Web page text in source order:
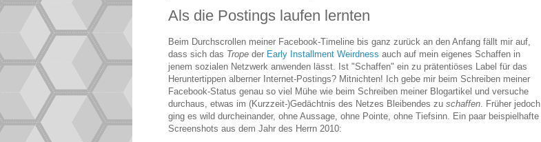
Als die Postings laufen lernten
Beim Durchscrollen meiner Facebook-Timeline bis ganz zurück an den Anfang fällt mir auf,
dass sich das Trope der Early Installment Weirdness auch auf mein eigenes Schaffen in
jenem sozialen Netzwerk anwenden lässt. Ist "Schaffen" ein zu prätentiöses Label für das
Heruntertippen alberner Internet-Postings? Mitnichten! Ich gebe mir beim Schreiben meiner
Facebook-Status genau so viel Mühe wie beim Schreiben meiner Blogartikel und versuche
durchaus, etwas im (Kurzzeit-)Gedächtnis des Netzes Bleibendes zu schaffen . Früher jedoch
ging es wild durcheinander, ohne Aussage, ohne Pointe, ohne Tiefsinn. Ein paar beispielhafte
Screenshots aus dem Jahr des Herrn 2010: